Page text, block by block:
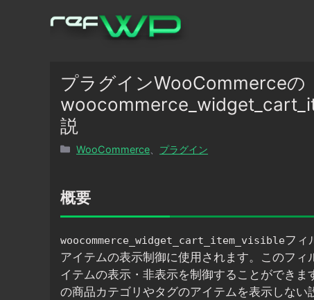
プラグインWooCommerceの
説
カ
リ
ー
WooCommerce プラグイン
概要
woocommerce_widget_cart_item_visibleフィ
アイテムの表示制御に使用されます。このフ
イテムの表示・非表示を制御することができ
の商品カテゴリやタグのアイテムを表示しない